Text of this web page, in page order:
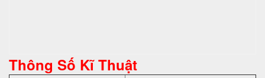
Thông Số Kĩ Thuật